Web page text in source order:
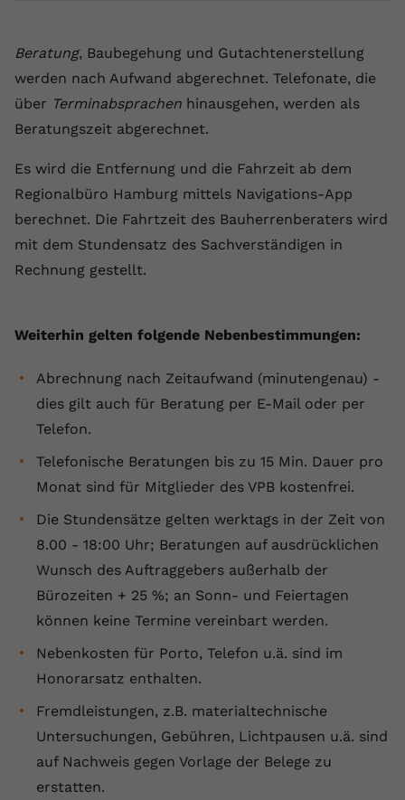
Beratung, Baubegehung und Gutachtenerstellung
werden nach Aufwand abgerechnet. Telefonate, die
über Terminabsprachen hinausgehen, werden als
Beratungszeit abgerechnet.
Es wird die Entfernung und die Fahrzeit ab dem
Regionalbüro Hamburg mittels Navigations-App
berechnet. Die Fahrtzeit des Bauherrenberaters wird
mit dem Stundensatz des Sachverständigen in
Rechnung gestellt.
Weiterhin gelten folgende Nebenbestimmungen:
Abrechnung nach Zeitaufwand (minutengenau) -
dies gilt auch für Beratung per E-Mail oder per
Telefon.
Telefonische Beratungen bis zu 15 Min. Dauer pro
Monat sind für Mitglieder des VPB kostenfrei.
Die Stundensätze gelten werktags in der Zeit von
8.00 - 18:00 Uhr; Beratungen auf ausdrücklichen
Wunsch des Auftraggebers außerhalb der
Bürozeiten + 25 %; an Sonn- und Feiertagen
können keine Termine vereinbart werden.
Nebenkosten für Porto, Telefon u.ä. sind im
Honorarsatz enthalten.
Fremdleistungen, z.B. materialtechnische
Untersuchungen, Gebühren, Lichtpausen u.ä. sind
auf Nachweis gegen Vorlage der Belege zu
erstatten.